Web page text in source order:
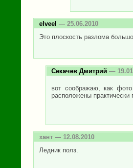
elveel — 25.06.2010
Это плоскость разлома
Секачев Дмитрий —
вот соображаю, как
расположены практически
хант — 12.08.2010
Ледник полз.